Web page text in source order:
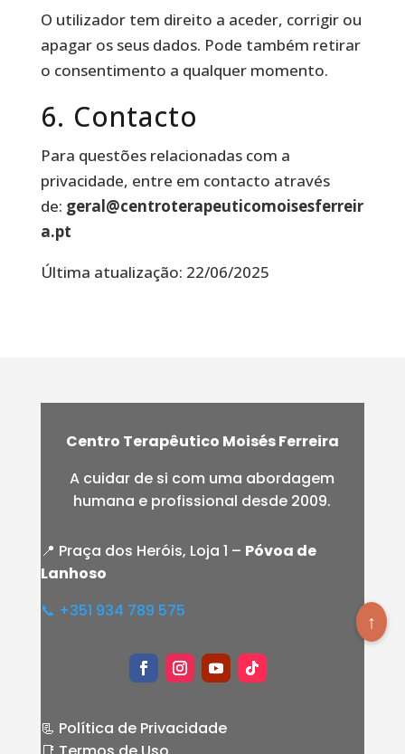
O utilizador tem direito a aceder, corrigir ou
apagar os seus dados. Pode também retirar
o consentimento a qualquer momento.
6. Contacto
Para questões relacionadas com a
privacidade, entre em contacto através
de: geral@centroterapeuticomoisesferreir
a.pt
Última atualização: 22/06/2025
Centro Terapêutico Moisés Ferreira
A cuidar de si com uma abordagem
humana e profissional desde 2009.
📍 Praça dos Heróis, Loja 1 – Póvoa de
Lanhoso
📞 +351 934 789 575
📃 Política de Privacidade
↑